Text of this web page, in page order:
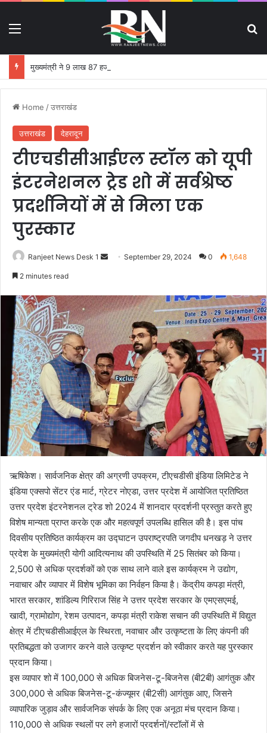
Home /उत्तराखंड
उत्तराखंड देहरादून
टीएचडीसीआईएल स्टॉल को यूपी
इंटरनेशनल ट्रेड शो में सर्वश्रेष्ठ
प्रदर्शनियों में से मिला एक
पुरस्कार
Ranjeet News Desk 1
d
a
n
e
m
a
i
l
September 29, 2024 0 1,648
2 minutes read
ऋषिकेश। सार्वजनिक क्षेत्र की अग्रणी उपक्रम, टीएचडीसी इंडिया लिमिटेड ने
इंडिया एक्सपो सेंटर एंड मार्ट, ग्रेटर नोएडा, उत्तर प्रदेश में आयोजित प्रतिष्ठित
उत्तर प्रदेश इंटरनेशनल ट्रेड शो 2024 में शानदार प्रदर्शनी प्रस्तुत करते हुए
विशेष मान्यता प्राप्त करके एक और महत्वपूर्ण उपलब्धि हासिल की है। इस पांच
दिवसीय प्रतिष्ठित कार्यक्रम का उद्घाटन उपराष्ट्रपति जगदीप धनखड़ ने उत्तर
प्रदेश के मुख्यमंत्री योगी आदित्यनाथ की उपस्थिति में 25 सितंबर को किया।
2,500 से अधिक प्रदर्शकों को एक साथ लाने वाले इस कार्यक्रम ने उद्योग,
नवाचार और व्यापार में विशेष भूमिका का निर्वहन किया है। केंद्रीय कपड़ा मंत्री,
भारत सरकार, शांडिल्य गिरिराज सिंह ने उत्तर प्रदेश सरकार के एमएसएमई,
खादी, ग्रामोद्योग, रेशम उत्पादन, कपड़ा मंत्री राकेश सचान की उपस्थिति में विद्युत
क्षेत्र में टीएचडीसीआईएल के स्थिरता, नवाचार और उत्कृष्टता के लिए कंपनी की
प्रतिबद्धता को उजागर करने वाले उत्कृष्ट प्रदर्शन को स्वीकार करते यह पुरस्कार
प्रदान किया।
इस व्यापार शो में 100,000 से अधिक बिजनेस-टू-बिजनेस (बी2बी) आगंतुक और
300,000 से अधिक बिजनेस-टू-कंज्यूमर (बी2सी) आगंतुक आए, जिसने
व्यापारिक जुड़ाव और सार्वजनिक संपर्क के लिए एक अनूठा मंच प्रदान किया।
110,000 से अधिक स्थलों पर लगे हजारों प्रदर्शनों/स्टॉलों में से